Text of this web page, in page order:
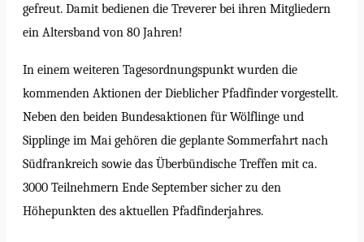
gefreut. Damit bedienen die Treverer bei ihren Mitgliedern
ein Altersband von 80 Jahren!
In einem weiteren Tagesordnungspunkt wurden die
kommenden Aktionen der Dieblicher Pfadfinder vorgestellt.
Neben den beiden Bundesaktionen für Wölflinge und
Sipplinge im Mai gehören die geplante Sommerfahrt nach
Südfrankreich sowie das Überbündische Treffen mit ca.
3000 Teilnehmern Ende September sicher zu den
Höhepunkten des aktuellen Pfadfinderjahres.